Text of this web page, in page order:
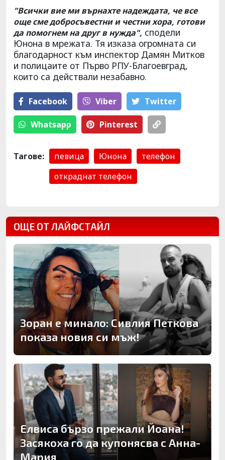
"Всички вие ми върнахте надеждата, че все
още сме добросъвестни и честни хора, готови
да помогнем на друг в нужда", сподели
Юнона в мрежата. Тя изказа огромната си
благодарност към инспектор Дамян Митков
и полицаите от Първо РПУ-Благоевград,
които са действали незабавно.
Facebook Viber Тwitter
Whatsapp Pinterest
Тагове: певица Юнона
телефон
откраднат телефон
ОЩЕ ОТ ЛАЙФСТАЙЛ
Зоран е минало: Сивлия Петкова
показа новия си мъж!
Елвиса бързо прежали Йоана!
Засякоха го да купонясва с Анна-
Мария